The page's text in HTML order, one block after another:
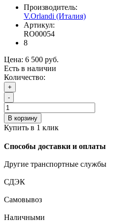
Производитель:
V.Orlandi (Италия)
Артикул:
RO00054
8
Цена: 6 500 руб.
Есть в наличии
Количество:
+
-
В корзину
Купить в 1 клик
Способы доставки и оплаты
Другие транспортные службы
СДЭК
Самовывоз
Наличными